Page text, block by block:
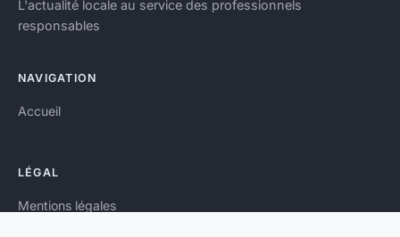
L'actualité locale au service des professionnels
responsables
NAVIGATION
Accueil
LÉGAL
Mentions légales